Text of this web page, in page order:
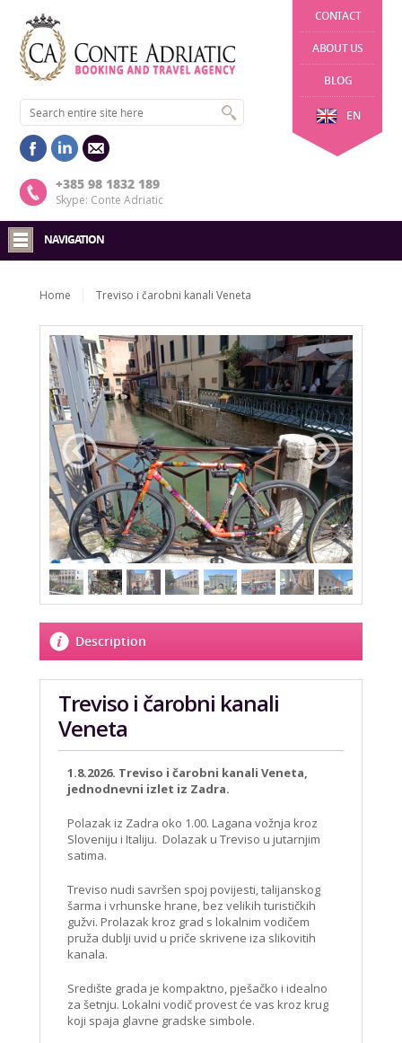
CONTACT
ABOUT US
BLOG
EN
+385 98 1832 189
Skype: Conte Adriatic
NAVIGATION
Home Treviso i čarobni kanali Veneta
Description
Treviso i čarobni kanali
Veneta
1.8.2026. Treviso i čarobni kanali Veneta,
jednodnevni izlet iz Zadra.
Polazak iz Zadra oko 1.00. Lagana vožnja kroz
Sloveniju i Italiju. Dolazak u Treviso u jutarnjim
satima.
Treviso nudi savršen spoj povijesti, talijanskog
šarma i vrhunske hrane, bez velikih turističkih
gužvi. Prolazak kroz grad s lokalnim vodičem
pruža dublji uvid u priče skrivene iza slikovitih
kanala.
Središte grada je kompaktno, pješačko i idealno
za šetnju. Lokalni vodič provest će vas kroz krug
koji spaja glavne gradske simbole.